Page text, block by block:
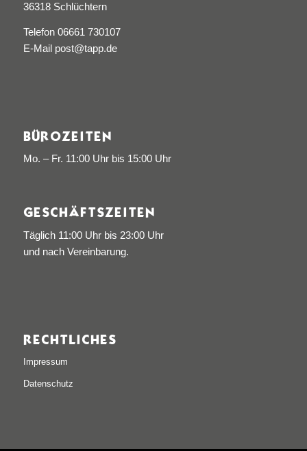
36318 Schlüchtern
Telefon 06661 730107
E-Mail post@tapp.de
BÜROZEITEN
Mo. – Fr. 11:00 Uhr bis 15:00 Uhr
GESCHÄFTSZEITEN
Täglich 11:00 Uhr bis 23:00 Uhr
und nach Vereinbarung.
RECHTLICHES
Impressum
Datenschutz